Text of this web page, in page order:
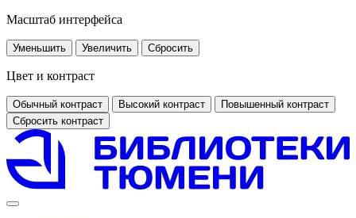
Масштаб интерфейса
Уменьшить Увеличить Сбросить
Цвет и контраст
Обычный контраст Высокий контраст
Повышенный контраст
Сбросить контраст